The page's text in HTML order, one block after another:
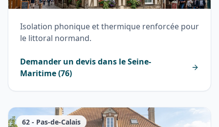
Isolation phonique et thermique renforcée pour
le littoral normand.
Demander un devis dans leSeine-
Maritime(76)
62 - Pas-de-Calais